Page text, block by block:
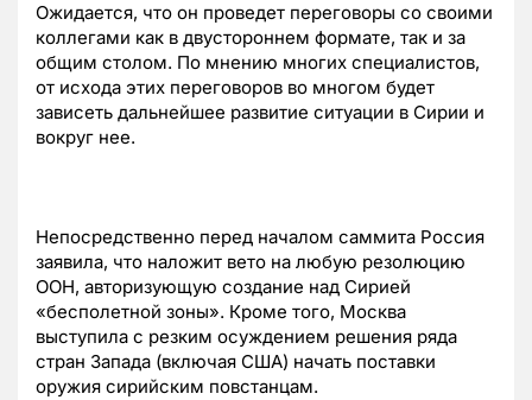
Ожидается, что он проведет переговоры со своими
коллегами как в двустороннем формате, так и за
общим столом. По мнению многих специалистов,
от исхода этих переговоров во многом будет
зависеть дальнейшее развитие ситуации в Сирии и
вокруг нее.
Непосредственно перед началом саммита Россия
заявила, что наложит вето на любую резолюцию
ООН, авторизующую создание над Сирией
«бесполетной зоны». Кроме того, Москва
выступила с резким осуждением решения ряда
стран Запада (включая США) начать поставки
оружия сирийским повстанцам.